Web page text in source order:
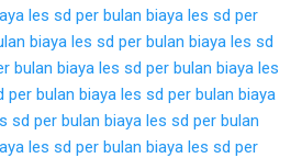
les sd per bulan biaya les sd per
biaya les sd per bulan biaya les sd
bulan biaya les sd per bulan biaya les
per bulan biaya les sd per bulan biaya
sd per bulan biaya les sd per bulan
les sd per bulan biaya les sd per